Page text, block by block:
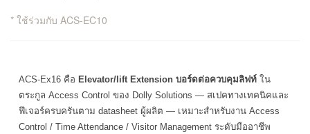
* ใช้ร่วมกับ ACS-EC10
ACS-Ex16 คือ Elevator/lift Extension บอร์ดต่อควบคุมลิฟท์ ใน
ตระกูล Access Control ของ Dolly Solutions — สเปคทางเทคนิคและ
ฟีเจอร์ครบครันตาม datasheet ผู้ผลิต — เหมาะสำหรับงาน Access
Control / Time Attendance / Visitor Management ระดับมืออาชีพ